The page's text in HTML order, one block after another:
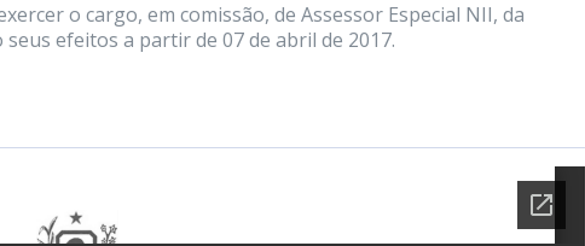
o cargo, em comissão, de Assessor Especial NII, da
efeitos a partir de 07 de abril de 2017.